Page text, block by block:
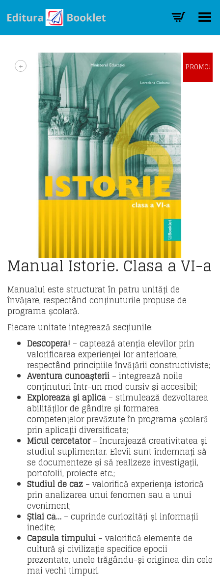
Toggle Menu
PROMO!
+
Manual Istorie. Clasa a VI-a
Manualul este structurat în patru unități de
învățare, respectând conținuturile propuse de
programa școlară.
Fiecare unitate integrează secțiunile:
Descoperă! – captează atenția elevilor prin
valorificarea experienței lor anterioare,
respectând principiile învățării constructiviste;
Aventura cunoașterii – integrează noile
conținuturi într-un mod cursiv și accesibil;
Explorează și aplică – stimulează dezvoltarea
abilităților de gândire și formarea
competențelor prevăzute în programa școlară
prin aplicații diversificate;
Micul cercetător– încurajează creativitatea și
studiul suplimentar. Elevii sunt îndemnați să
se documenteze și să realizeze investigații,
portofolii, proiecte etc.;
Studiul de caz – valorifică experiența istorică
prin analizarea unui fenomen sau a unui
eveniment;
Știai că… – cuprinde curiozități și informații
inedite;
Capsula timpului – valorifică elemente de
cultură și civilizație specifice epocii
prezentate, unele trăgându-și originea din cele
mai vechi timpuri.